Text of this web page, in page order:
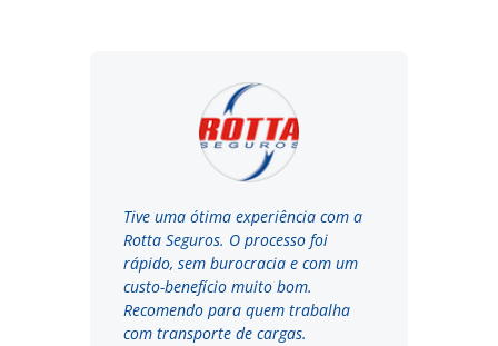
Tive uma ótima experiência com a
Rotta Seguros. O processo foi
rápido, sem burocracia e com um
custo-benefício muito bom.
Recomendo para quem trabalha
com transporte de cargas.